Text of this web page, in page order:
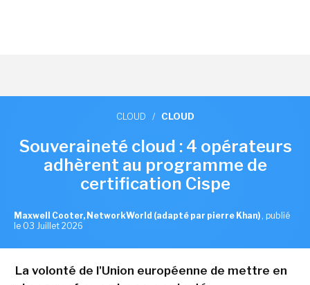
CLOUD / CLOUD
Souveraineté cloud : 4 opérateurs
adhèrent au programme de
certification Cispe
Maxwell Cooter, NetworkWorld (adapté par pierre Khan) , publié
le 03 Juillet 2026
La volonté de l'Union européenne de mettre en